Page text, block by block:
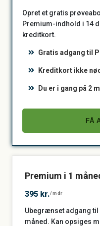
Opret et gratis
Premium-indhold i 14
kreditkort.
Gratis adgang til
Kreditkort ikke
Du er i gang på 2
FÅ
Premium i 1
395 kr./mdr
Ubegrænset adgang
måned. Kan opsiges